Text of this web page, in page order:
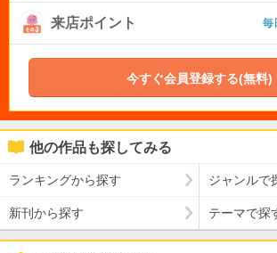
来店ポイント 毎
今すぐ会員登録する(無料)
他の作品も探してみる
ランキングから探す ジャンルで
新刊から探す テーマで探